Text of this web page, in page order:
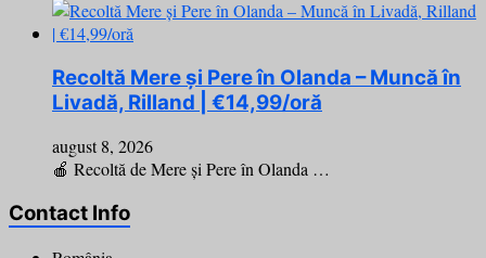
Recoltă Mere și Pere în Olanda – Muncă în
Livadă, Rilland | €14,99/oră
august 8, 2026
🍎 Recoltă de Mere și Pere în Olanda …
Contact Info